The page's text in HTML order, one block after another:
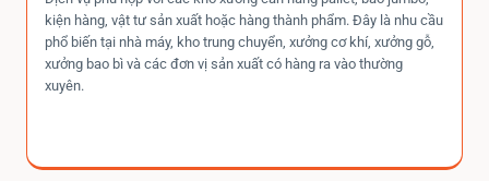
kiện hàng, vật tư sản xuất hoặc hàng thành phẩm. Đây là nhu cầu
phổ biến tại nhà máy, kho trung chuyển, xưởng cơ khí, xưởng gỗ,
xưởng bao bì và các đơn vị sản xuất có hàng ra vào thường
xuyên.